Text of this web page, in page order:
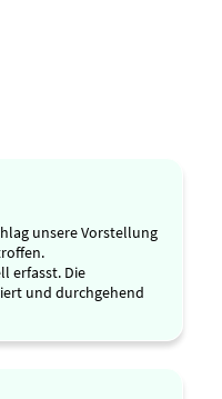
unsere Vorstellung
erfasst. Die
und durchgehend